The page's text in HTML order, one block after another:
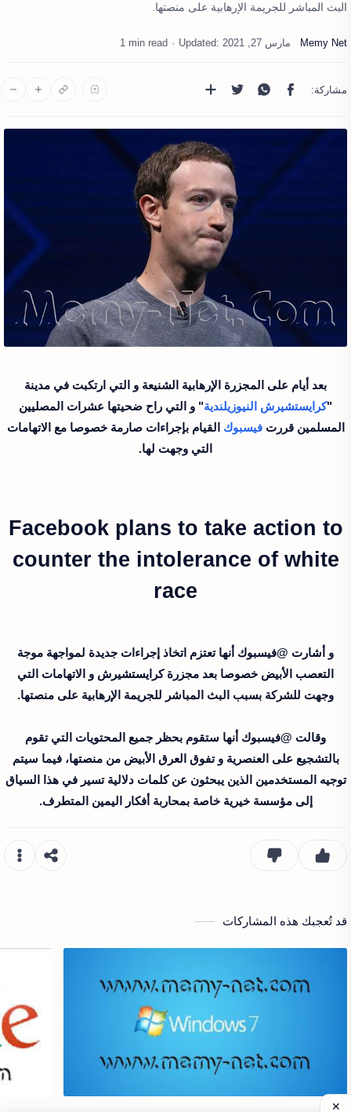
البث المباشر للجريمة الإرهابية على منصتها.
1 min read
بعد أيام على المجزرة الإرهابية الشنيعة و التي ارتكبت في مدينة
"كرايستشيرش النيوزيلندية" و التي راح ضحيتها عشرات المصليين
المسلمين قررتفيسبوك القيام بإجراءات صارمة خصوصا مع الاتهامات
التي وجهت لها.
Facebook plans to take action to
counter the intolerance of white
race
و أشارت @فيسبوك أنها تعتزم اتخاذ إجراءات جديدة لمواجهة موجة
التعصب الأبيض خصوصا بعد مجزرة كرايستشيرش و الاتهامات التي
وجهت للشركة بسبب البث المباشر للجريمة الإرهابية على منصتها.
وقالت @فيسبوك أنها ستقوم بحظر جميع المحتويات التي تقوم
بالتشجيع على العنصرية و تفوق العرق الأبيض من منصتها، فيما سيتم
توجيه المستخدمين الذين يبحثون عن كلمات دلالية تسير في هذا السياق
إلى مؤسسة خيرية خاصة بمحاربة أفكار اليمين المتطرف.
قد تُعجبك هذه المشاركات